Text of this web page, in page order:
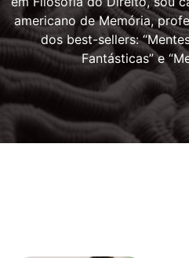
americano de Memória,
dos best-sellers:
Fantásticas” e